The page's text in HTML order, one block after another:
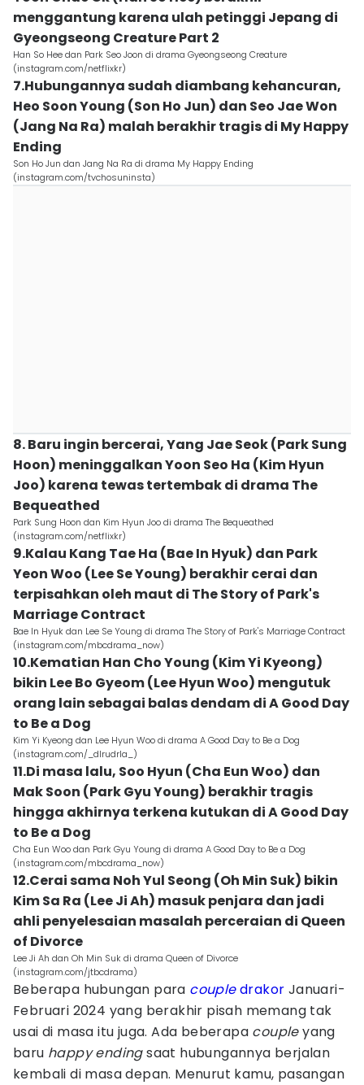
menggantung karena ulah petinggi Jepang di
Gyeongseong Creature Part 2
Han So Hee dan Park Seo Joon di drama Gyeongseong Creature
(instagram.com/netflixkr)
7.Hubungannya sudah diambang kehancuran,
Heo Soon Young (Son Ho Jun) dan Seo Jae Won
(Jang Na Ra) malah berakhir tragis di My Happy
Ending
Son Ho Jun dan Jang Na Ra di drama My Happy Ending
(instagram.com/tvchosuninsta)
8. Baru ingin bercerai, Yang Jae Seok (Park Sung
Hoon) meninggalkan Yoon Seo Ha (Kim Hyun
Joo) karena tewas tertembak di drama The
Bequeathed
Park Sung Hoon dan Kim Hyun Joo di drama The Bequeathed
(instagram.com/netflixkr)
9.Kalau Kang Tae Ha (Bae In Hyuk) dan Park
Yeon Woo (Lee Se Young) berakhir cerai dan
terpisahkan oleh maut di The Story of Park's
Marriage Contract
Bae In Hyuk dan Lee Se Young di drama The Story of Park's Marriage Contract
(instagram.com/mbcdrama_now)
10.Kematian Han Cho Young (Kim Yi Kyeong)
bikin Lee Bo Gyeom (Lee Hyun Woo) mengutuk
orang lain sebagai balas dendam di A Good Day
to Be a Dog
Kim Yi Kyeong dan Lee Hyun Woo di drama A Good Day to Be a Dog
(instagram.com/_dlrudrla_)
11.Di masa lalu, Soo Hyun (Cha Eun Woo) dan
Mak Soon (Park Gyu Young) berakhir tragis
hingga akhirnya terkena kutukan di A Good Day
to Be a Dog
Cha Eun Woo dan Park Gyu Young di drama A Good Day to Be a Dog
(instagram.com/mbcdrama_now)
12.Cerai sama Noh Yul Seong (Oh Min Suk) bikin
Kim Sa Ra (Lee Ji Ah) masuk penjara dan jadi
ahli penyelesaian masalah perceraian di Queen
of Divorce
Lee Ji Ah dan Oh Min Suk di drama Queen of Divorce
(instagram.com/jtbcdrama)
Beberapa hubungan para coupledrakor Januari-
Februari 2024 yang berakhir pisah memang tak
usai di masa itu juga. Ada beberapa coupleyang
baru happy endingsaat hubungannya berjalan
kembali di masa depan. Menurut kamu, pasangan